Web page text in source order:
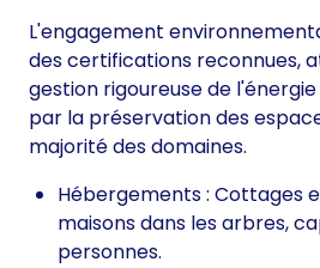
L'engagement
des certifications reconnues,
gestion rigoureuse de
par la préservation des
majorité des domaines.
Hébergements : Cottages
maisons dans les arbres,
personnes.